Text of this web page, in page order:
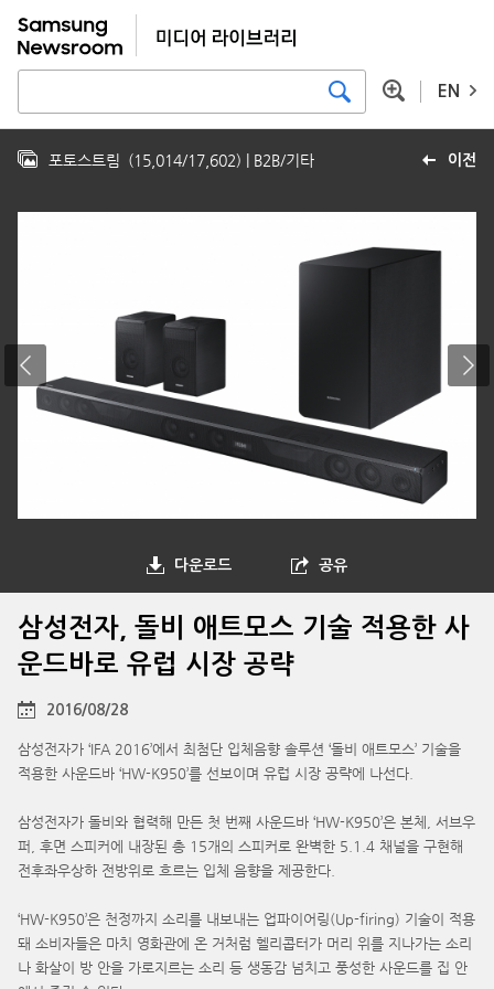
EN
이전
포토스트림 (15,014/17,602) | B2B/기타
다운로드 공유
삼성전자, 돌비 애트모스 기술 적용한 사
운드바로 유럽 시장 공략
2016/08/28
삼성전자가 ‘IFA 2016’에서 최첨단 입체음향 솔루션 ‘돌비 애트모스’ 기술을
적용한 사운드바 ‘HW-K950’를 선보이며 유럽 시장 공략에 나선다.
삼성전자가 돌비와 협력해 만든 첫 번째 사운드바 ‘HW-K950’은 본체, 서브우
퍼, 후면 스피커에 내장된 총 15개의 스피커로 완벽한 5.1.4 채널을 구현해
전후좌우상하 전방위로 흐르는 입체 음향을 제공한다.
‘HW-K950’은 천정까지 소리를 내보내는 업파이어링(Up-firing) 기술이 적용
돼 소비자들은 마치 영화관에 온 거처럼 헬리콥터가 머리 위를 지나가는 소리
나 화살이 방 안을 가로지르는 소리 등 생동감 넘치고 풍성한 사운드를 집 안